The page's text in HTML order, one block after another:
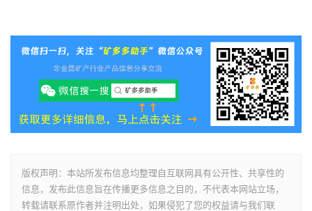
版权声明：本站所发布信息均整理自互联网具有公开性、共享性的
信息，发布此信息旨在传播更多信息之目的，不代表本网站立场，
转载请联系原作者并注明出处，如果侵犯了您的权益请与我们联